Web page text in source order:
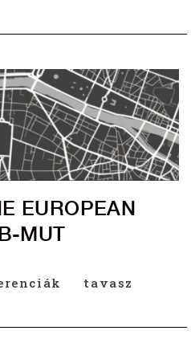
EUROPEAN
MUT
tavasz